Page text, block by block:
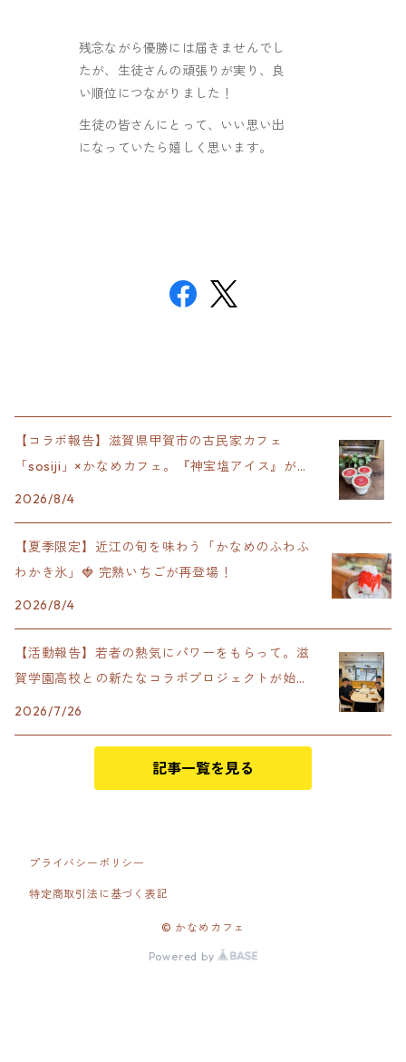
残念ながら優勝には届きませんでし
たが、生徒さんの頑張りが実り、良
い順位につながりました！
生徒の皆さんにとって、いい思い出
になっていたら嬉しく思います。
【コラボ報告】滋賀県甲賀市の古民家カフェ
「sosiji」×かなめカフェ。『神宝塩アイス』が完
成！
2026/8/4
【夏季限定】近江の旬を味わう「かなめのふわふ
わかき氷」🍓 完熟いちごが再登場！
2026/8/4
【活動報告】若者の熱気にパワーをもらって。滋
賀学園高校との新たなコラボプロジェクトが始動
します！
2026/7/26
記事一覧を見る
プライバシーポリシー
特定商取引法に基づく表記
© かなめカフェ
Powered by